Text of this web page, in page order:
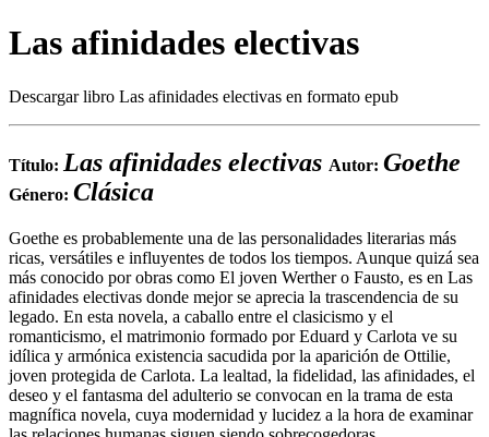
Las afinidades electivas
Descargar libro Las afinidades electivas en formato epub
Título: Las afinidades electivas Autor: Goethe
Género: Clásica
Goethe es probablemente una de las personalidades literarias más
ricas, versátiles e influyentes de todos los tiempos. Aunque quizá sea
más conocido por obras como El joven Werther o Fausto, es en Las
afinidades electivas donde mejor se aprecia la trascendencia de su
legado. En esta novela, a caballo entre el clasicismo y el
romanticismo, el matrimonio formado por Eduard y Carlota ve su
idílica y armónica existencia sacudida por la aparición de Ottilie,
joven protegida de Carlota. La lealtad, la fidelidad, las afinidades, el
deseo y el fantasma del adulterio se convocan en la trama de esta
magnífica novela, cuya modernidad y lucidez a la hora de examinar